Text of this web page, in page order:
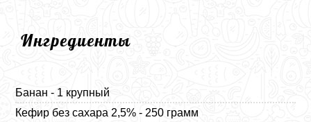
Ингредиенты
Банан - 1 крупный
Кефир без сахара 2,5% - 250 грамм